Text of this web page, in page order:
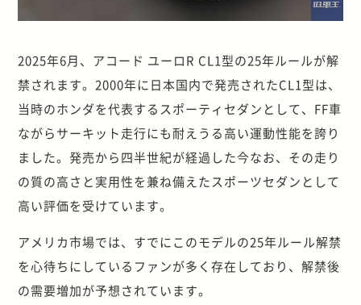
2025年6月、アコード ユーロR CL1型の25年ルールが解
禁されます。2000年に日本国内で発売されたCL1型は、
当時のホンダを代表するスポーティセダンとして、FF車
ながらサーキット走行にも耐えうる高い運動性能を誇り
ました。発売から四半世紀が経過した今なお、その走り
の質の高さと実用性を兼ね備えたスポーツセダンとして
高い評価を受けています。
アメリカ市場では、すでにこのモデルの25年ルール解禁
を心待ちにしているファンが多く存在しており、解禁後
の需要増加が予想されています。